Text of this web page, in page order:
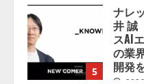
5
ナレ
井 誠
スAI
の業
開発